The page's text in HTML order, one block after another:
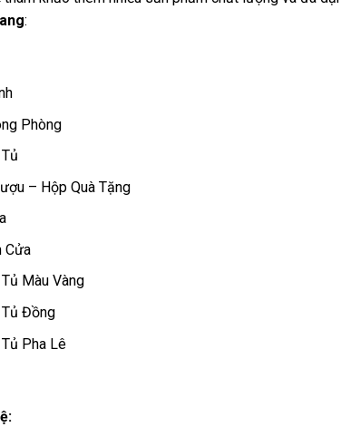
:
Phòng
– Hộp Quà Tặng
Cửa
Màu Vàng
Tủ Đồng
Pha Lê